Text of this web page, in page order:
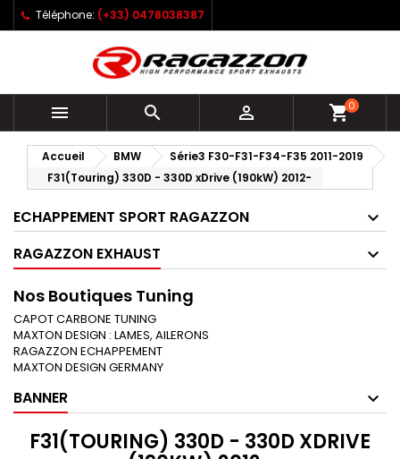
Téléphone: (+33) 0478038387
   shopping_cart0
Accueil BMW
Série3 F30-F31-F34-F35 2011-2019
F31(Touring) 330D - 330D xDrive (190kW) 2012-
ECHAPPEMENT SPORT RAGAZZON
RAGAZZON EXHAUST
Nos Boutiques Tuning
CAPOT CARBONE TUNING
MAXTON DESIGN : LAMES, AILERONS
RAGAZZON ECHAPPEMENT
MAXTON DESIGN GERMANY
BANNER
F31(TOURING) 330D - 330D XDRIVE